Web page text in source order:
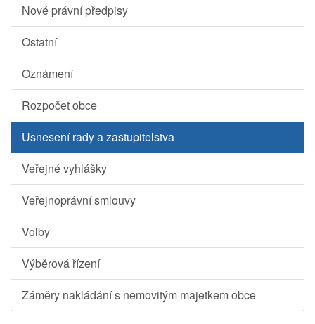
Nové právní předpisy
Ostatní
Oznámení
Rozpočet obce
Usnesení rady a zastupitelstva
Veřejné vyhlášky
Veřejnoprávní smlouvy
Volby
Výběrová řízení
Záměry nakládání s nemovitým majetkem obce